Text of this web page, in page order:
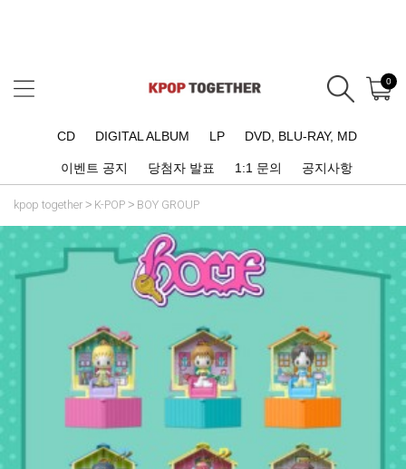
0
CD DIGITAL ALBUM LP DVD, BLU-RAY, MD
이벤트 공지 당첨자 발표 1:1 문의 공지사항
kpop together K-POP BOY GROUP